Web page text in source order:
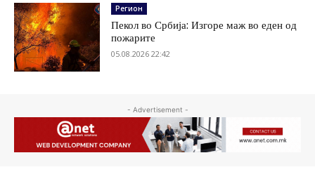
Регион
Пекол во Србија: Изгоре маж во еден од
пожарите
05.08.2026 22:42
- Advertisement -